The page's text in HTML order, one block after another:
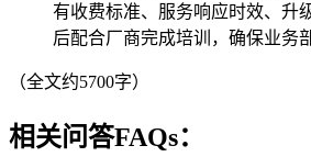
有收费标准、服务响应时效、升
后配合厂商完成培训，确保业务
（全文约5700字）
相关问答FAQs：